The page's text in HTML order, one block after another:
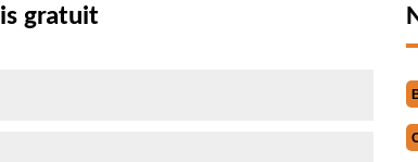
gratuit